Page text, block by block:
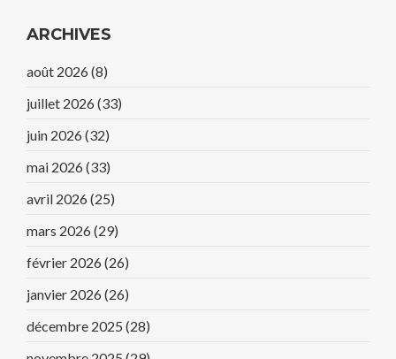
ARCHIVES
août 2026 (8)
juillet 2026 (33)
juin 2026 (32)
mai 2026 (33)
avril 2026 (25)
mars 2026 (29)
février 2026 (26)
janvier 2026 (26)
décembre 2025 (28)